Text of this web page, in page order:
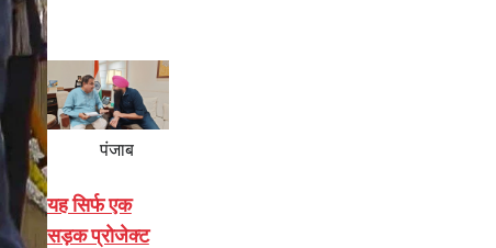
पंजाब
यह सिर्फ एक
सड़क प्रोजेक्ट